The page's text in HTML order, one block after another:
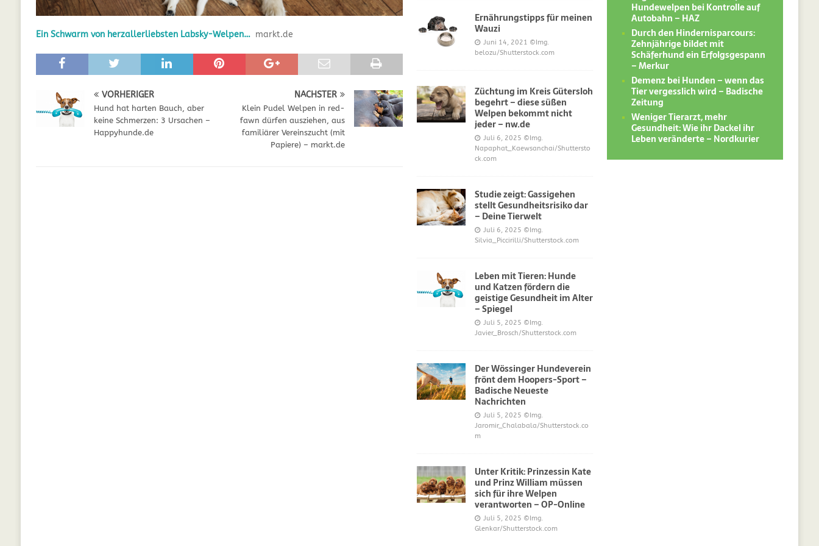
[ Juli 5, 2025 ] Der Wössinger Hundeverein frönt dem Hoopers-Sport – Badische Neueste Nachrichten SPORT
[ Juli 5, 2025 ] Unter Kritik: Prinzessin Kate und Prinz William müssen sich für ihre Welpen verantworten – OP-
Kalzium für Hunde – Knochen oder Eierschalen? DIES UND DAS
Ein Schwarm von herzallerliebsten Labsky-Welpen… markt.de
VORHERIGER
Hund hat harten Bauch, aber
keine Schmerzen: 3 Ursachen –
Happyhunde.de
NÄCHSTER
Klein Pudel Welpen in red-
fawn dürfen ausziehen, aus
familiärer Vereinszucht (mit
Papiere) – markt.de
Ernährungstipps für meinen
Wauzi
Juni 14, 2021 ©Img.
belozu/Shutterstock.com
Züchtung im Kreis Gütersloh
begehrt – diese süßen
Welpen bekommt nicht
jeder – nw.de
Juli 6, 2025 ©Img.
Napaphat_Kaewsanchai/Shuttersto
ck.com
Studie zeigt: Gassigehen
stellt Gesundheitsrisiko dar
– Deine Tierwelt
Juli 6, 2025 ©Img.
Silvia_Piccirilli/Shutterstock.com
Leben mit Tieren: Hunde
und Katzen fördern die
geistige Gesundheit im Alter
– Spiegel
Juli 5, 2025 ©Img.
Javier_Brosch/Shutterstock.com
Der Wössinger Hundeverein
frönt dem Hoopers-Sport –
Badische Neueste
Nachrichten
Juli 5, 2025 ©Img.
Jaromir_Chalabala/Shutterstock.co
m
Unter Kritik: Prinzessin Kate
und Prinz William müssen
sich für ihre Welpen
verantworten – OP-Online
Juli 5, 2025 ©Img.
Glenkar/Shutterstock.com
Hundewelpen bei Kontrolle auf
Autobahn – HAZ
Durch den Hindernisparcours:
Zehnjährige bildet mit
Schäferhund ein Erfolgsgespann
– Merkur
Demenz bei Hunden – wenn das
Tier vergesslich wird – Badische
Zeitung
Weniger Tierarzt, mehr
Gesundheit: Wie ihr Dackel ihr
Leben veränderte – Nordkurier